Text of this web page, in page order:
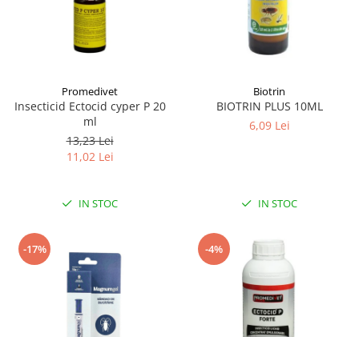
Promedivet
Insecticid Ectocid cyper P 20
ml
13,23 Lei
11,02 Lei
IN STOC
Biotrin
BIOTRIN PLUS 10ML
6,09 Lei
IN STOC
-17% -4%